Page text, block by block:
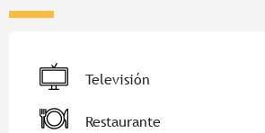
Televisión
Restaurante